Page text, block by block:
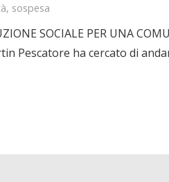
, sospesa
SOCIALE PER UNA
Pescatore ha cercato di